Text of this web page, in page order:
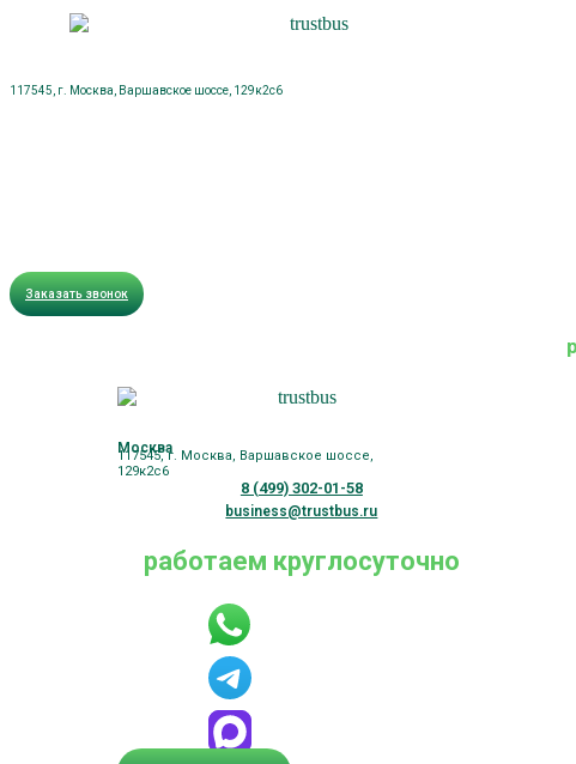
117545, г. Москва, Варшавское шоссе, 129к2с6
Заказать звонок
Москва
117545, г. Москва, Варшавское шоссе,
129к2с6
8 (499) 302-01-58
business@trustbus.ru
работаем круглосуточно